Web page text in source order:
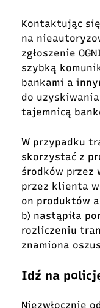
Kontaktując
na
zgłoszenie
szybką
bankami a
do
tajemnicą
W przypadku
skorzystać z
środków przez
przez klienta
on produktów
b) nastąpiła
rozliczeniu
znamiona
Idź na
Niezwłocznie